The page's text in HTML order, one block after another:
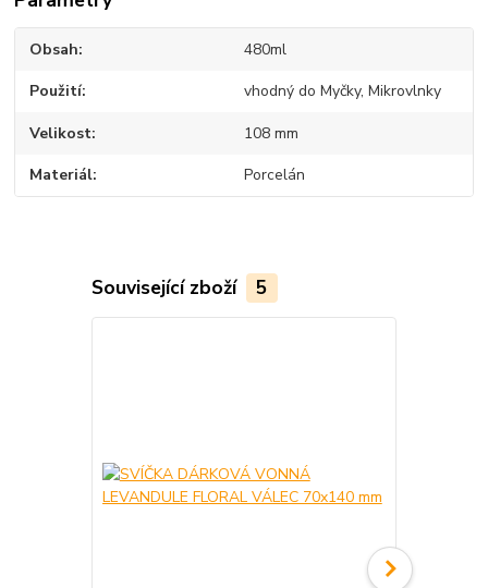
Obsah 480ml
Použití vhodný do Myčky, Mikrovlnky
Velikost 108 mm
Materiál Porcelán
Související zboží 5